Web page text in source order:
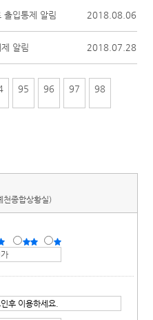
출입통제 알림 2018.08.06
알림 2018.07.28
95 96 97 98
종합상황실)